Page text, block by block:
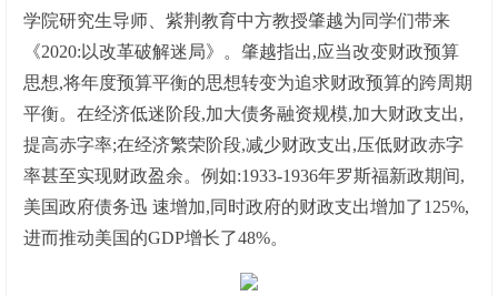
学院研究生导师、紫荆教育中方教授肇越为同学们带来
《2020:以改革破解迷局》。肇越指出,应当改变财政预算
思想,将年度预算平衡的思想转变为追求财政预算的跨周期
平衡。在经济低迷阶段,加大债务融资规模,加大财政支出,
提高赤字率;在经济繁荣阶段,减少财政支出,压低财政赤字
率甚至实现财政盈余。例如:1933-1936年罗斯福新政期间,
美国政府债务迅 速增加,同时政府的财政支出增加了125%,
进而推动美国的GDP增长了48%。